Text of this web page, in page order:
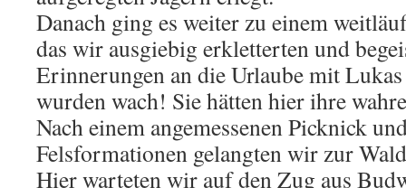
Danach ging es weiter zu einem
das wir ausgiebig erkletterten und
Erinnerungen an die Urlaube mit
wurden wach! Sie hätten hier ihre
Nach einem angemessenen Picknick
Felsformationen gelangten wir zur
Hier warteten wir auf den Zug aus